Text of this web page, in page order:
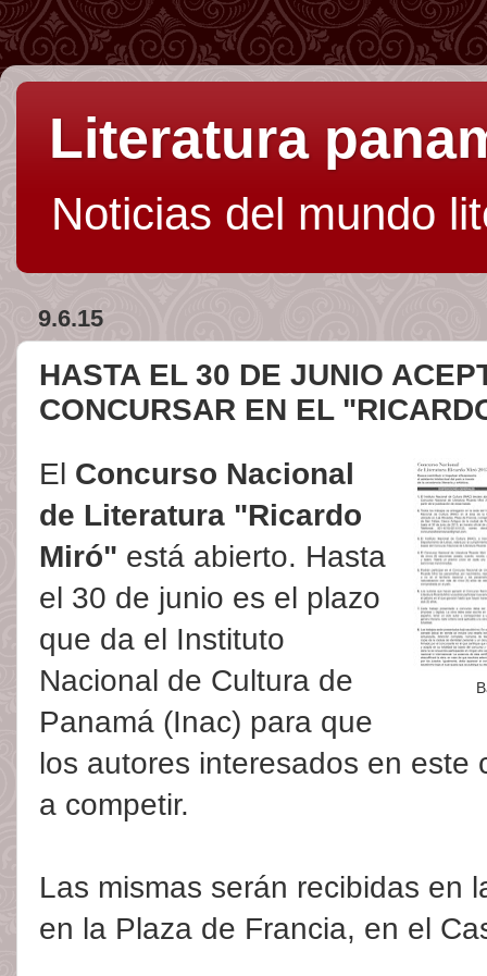
Literatura
Noticias del mundo
9.6.15
HASTA EL 30 DE JUNIO
CONCURSAR EN EL
El Concurso Nacional
de Literatura "Ricardo
Miró" está abierto. Hasta
el 30 de junio es el plazo
que da el Instituto
Nacional de Cultura de
Panamá (Inac) para que
los autores interesados en este
a competir.
Las mismas serán recibidas en
en la Plaza de Francia, en el